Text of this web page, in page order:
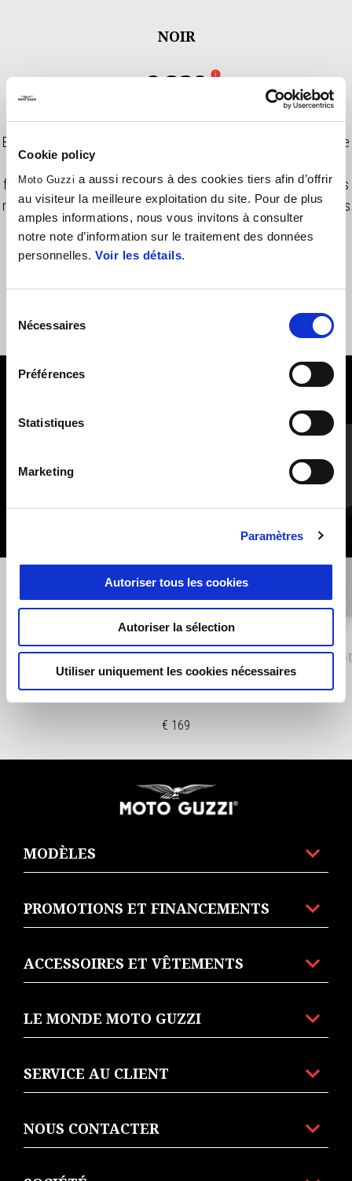
Cookie policy
Moto Guzzi a aussi recours à des cookies tiers afin d’offrir
au visiteur la meilleure exploitation du site. Pour de plus
amples informations, nous vous invitons à consulter
notre note d’information sur le traitement des données
personnelles. Voir les détails.
Nécessaires
Préférences
Statistiques
Marketing
Paramètres
Autoriser tous les cookies
Autoriser la sélection
Utiliser uniquement les cookies nécessaires
NOIR
€ 239
Béquille centrale en acier traitée et peinte par poudrage. Conçue
pour résister à toutes les conditions météorologiques et
fabriquée selon les normes de sécurité et de résistance les plus
rigoureuses. Le kit est livré avec toutes les fixations ainsi que les
instructions de montage.
ABS en virage optimisée - 35 KW
€ 169
MODÈLES
PROMOTIONS ET FINANCEMENTS
ACCESSOIRES ET VÊTEMENTS
LE MONDE MOTO GUZZI
SERVICE AU CLIENT
NOUS CONTACTER